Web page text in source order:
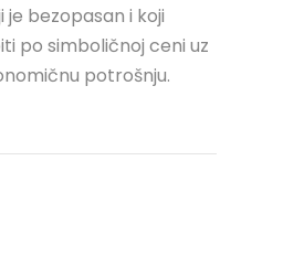
bezopasan i koji
po simboličnoj ceni uz
potrošnju.